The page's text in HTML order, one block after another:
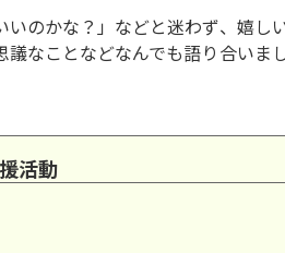
いのかな？」などと迷わず、嬉し
議なことなどなんでも語り合いま
活動